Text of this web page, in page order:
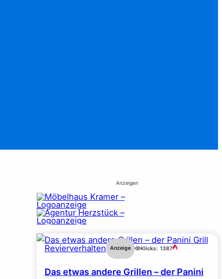
Anzeigen
Revierverhalten Anzeige Klicks: 1387
Das etwas andere Grillen – der Panini